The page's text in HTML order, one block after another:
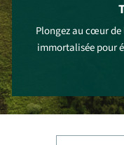
Plongez au cœur
immortalisée pour